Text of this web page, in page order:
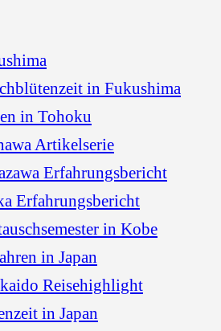
in Fukushima
in Tohoku
Artikelserie
Erfahrungsbericht
Erfahrungsbericht
in Kobe
in Japan
Reisehighlight
in Japan